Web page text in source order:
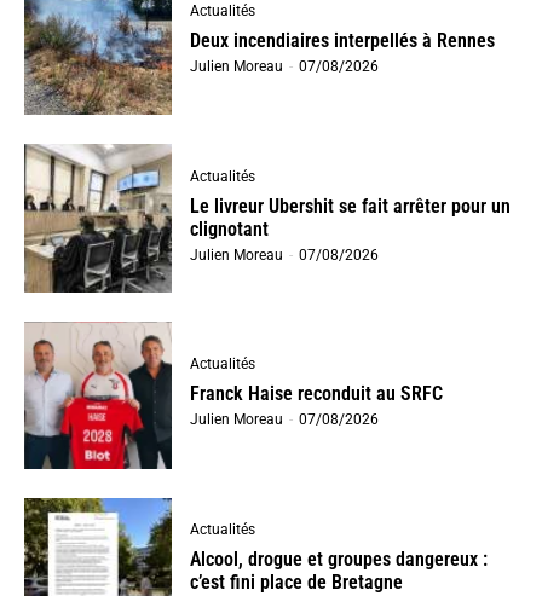
Actualités
Deux incendiaires interpellés à Rennes
Julien Moreau - 07/08/2026
Actualités
Le livreur Ubershit se fait arrêter pour un
clignotant
Julien Moreau - 07/08/2026
Actualités
Franck Haise reconduit au SRFC
Julien Moreau - 07/08/2026
Actualités
Alcool, drogue et groupes dangereux :
c’est fini place de Bretagne